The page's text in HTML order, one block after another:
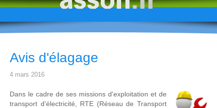
Avis d'élagage
4 mars 2016
Dans le cadre de ses missions d'exploitation et de
transport d'électricité, RTE (Réseau de Transport